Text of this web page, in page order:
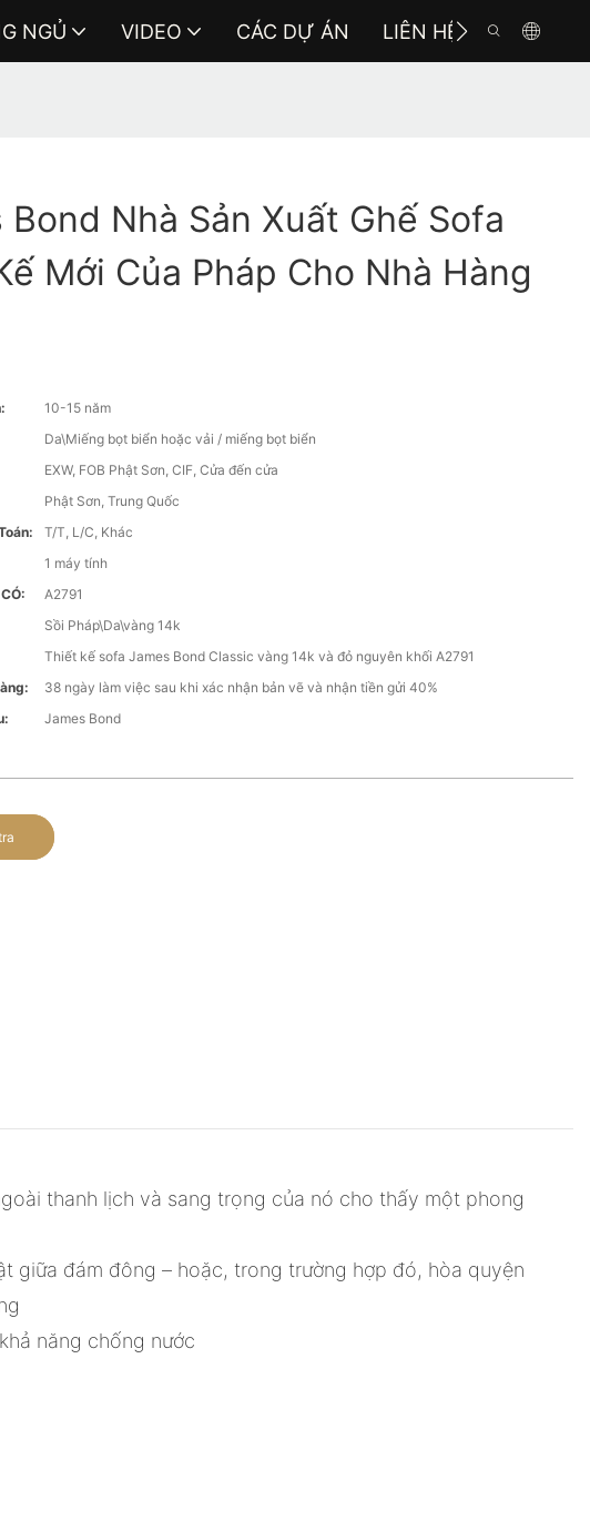
NGỦ VIDEO CÁC DỰ ÁN LIÊN HỆ VỚI CHÚNG
Bond Nhà Sản Xuất Ghế Sofa
Mới Của Pháp Cho Nhà Hàng
10-15 năm
Da\Miếng bọt biển hoặc vải / miếng bọt biển
EXW, FOB Phật Sơn, CIF, Cửa đến cửa
Phật Sơn, Trung Quốc
T/T, L/C, Khác
1 máy tính
A2791
Sồi Pháp\Da\vàng 14k
Thiết kế sofa James Bond Classic vàng 14k và đỏ nguyên khối A2791
38 ngày làm việc sau khi xác nhận bản vẽ và nhận tiền gửi 40%
James Bond
thanh lịch và sang trọng của nó cho thấy một phong
giữa đám đông – hoặc, trong trường hợp đó, hòa quyện
năng chống nước